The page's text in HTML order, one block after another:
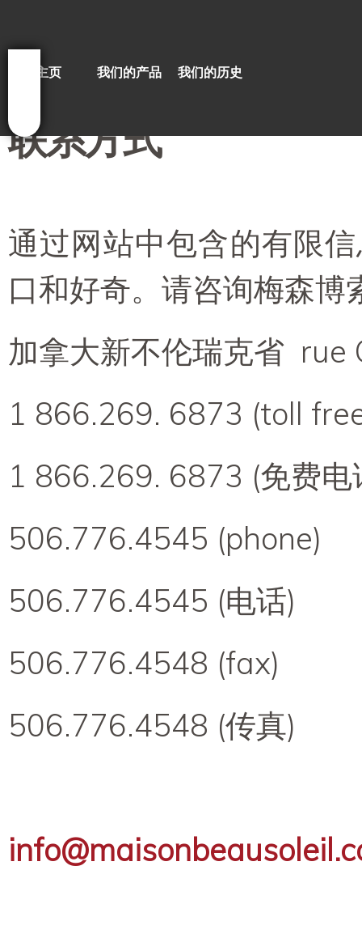
主页 我们的产品 我们的历史
联系方式
通过网站中包含的有限
口和好奇。请咨询梅森
加拿大新不伦瑞克省 rue
1 866.269. 6873 (toll
1 866.269. 6873 (免费电
506.776.4545 (phone)
506.776.4545 (电话)
506.776.4548 (fax)
506.776.4548 (传真)